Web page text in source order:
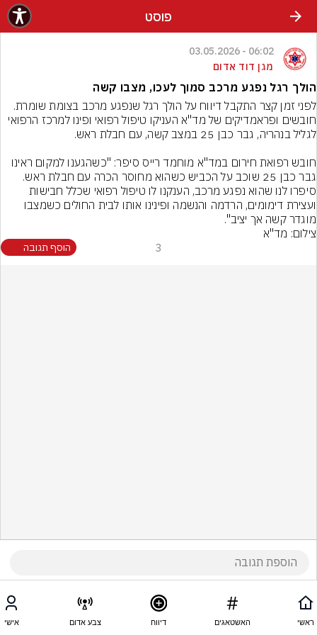
פוסט
06:02 - 03.05.2026
מגן דוד אדום
הולך רגל נפגע מרכב סמוך לעכו, מצבו קשה
סיפרו לנו שהוא נפגע מרכב, הענקנו לו טיפול רפואי שכלל חבישות
מוגדר קשה אך יציב".
צילום: מד"א
3 הוסף תגובה
ראשי האשטאגים דיווח צבע אדום אישי